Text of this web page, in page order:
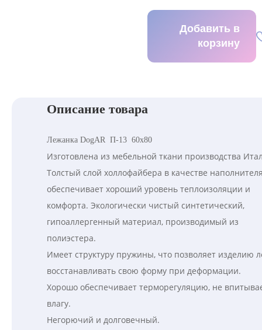
Добавить в
корзину
Описание товара
Лежанка DogAR П-13 60х80
Изготовлена из мебельной ткани производства
Толстый слой холлофайбера в качестве
обеспечивает хороший уровень теплоизоляции и
комфорта. Экологически чистый синтетический,
гипоаллергенный материал, производимый из
полиэстера.
Имеет структуру пружины, что позволяет изделию
восстанавливать свою форму при деформации.
Хорошо обеспечивает терморегуляцию, не
влагу.
Негорючий и долговечный.